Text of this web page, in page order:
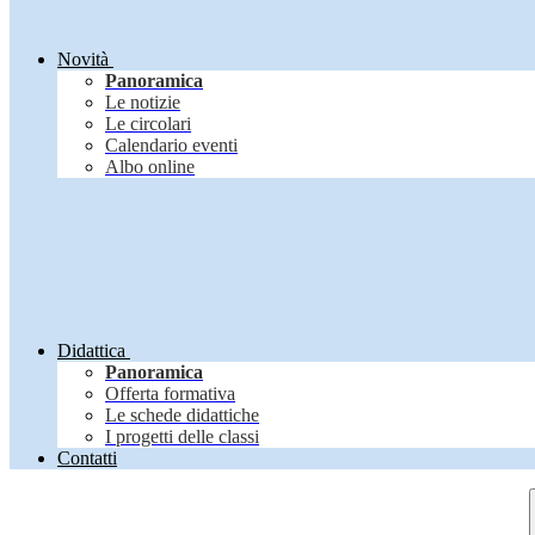
Novità
Panoramica
Le notizie
Le circolari
Calendario eventi
Albo online
Didattica
Panoramica
Offerta formativa
Le schede didattiche
I progetti delle classi
Contatti